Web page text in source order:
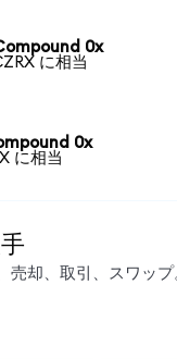
0x
に相当
0x
に相当
却、取引、スワッ